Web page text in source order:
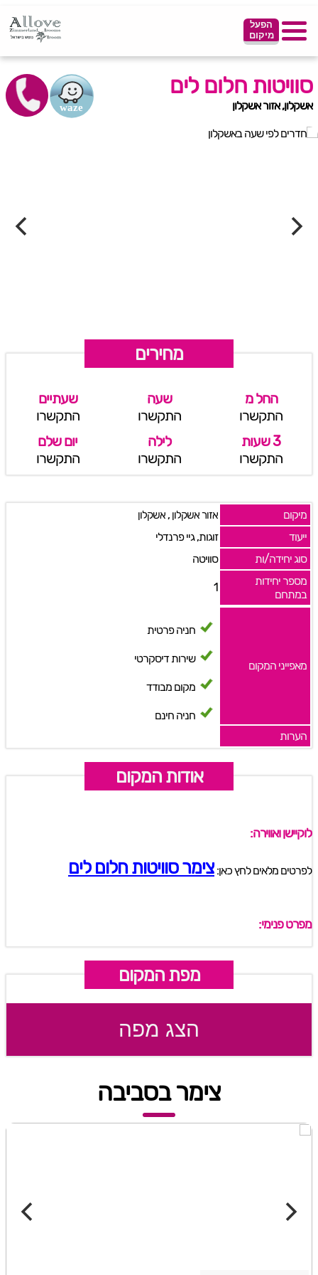
הפעל
מיקום
סוויטות חלום לים
אשקלון, אזור אשקלון
מחירים
החל מ
התקשרו
שעה
התקשרו
שעתיים
התקשרו
3 שעות
התקשרו
לילה
התקשרו
יום שלם
התקשרו
מיקום אזור אשקלון, אשקלון
ייעוד
זוגות, גיי פרנדלי
סוג יחידה/ות
סוויטה
מספר יחידות
במתחם
1
מאפייני המקום
חניה פרטית
שירות דיסקרטי
מקום מבודד
חניה חינם
הערות
אודות המקום
לוקיישן ואווירה:
לפרטים מלאים לחץ כאן:צימר סוויטות חלום לים
מפרט פנימי:
מפת המקום
הצג מפה
צימר בסביבה